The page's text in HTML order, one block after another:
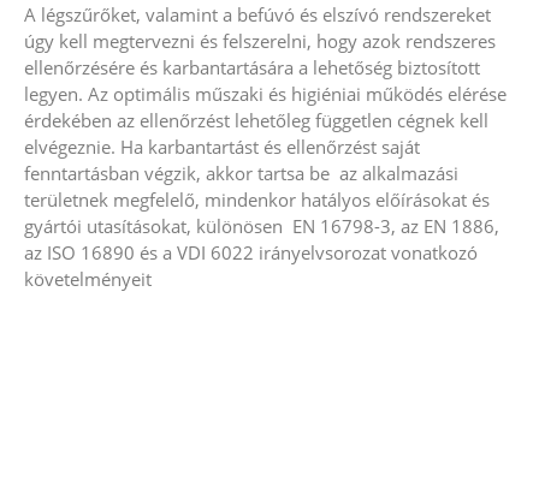
A légszűrőket, valamint a befúvó és elszívó rendszereket
úgy kell megtervezni és felszerelni, hogy azok rendszeres
ellenőrzésére és karbantartására a lehetőség biztosított
legyen. Az optimális műszaki és higiéniai működés elérése
érdekében az ellenőrzést lehetőleg független cégnek kell
elvégeznie. Ha karbantartást és ellenőrzést saját
fenntartásban végzik, akkor tartsa be az alkalmazási
területnek megfelelő, mindenkor hatályos előírásokat és
gyártói utasításokat, különösen EN 16798-3, az EN 1886,
az ISO 16890 és a VDI 6022 irányelvsorozat vonatkozó
követelményeit